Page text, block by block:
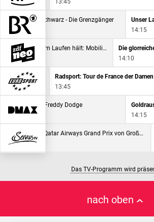
13:45
Bezzel & Schwarz - Die Grenzgänger
13:30
Unser
14:15
Was die Welt am Laufen hält: Mobilität
13:25
Die
14:10
Radsport: Tour de France der Damen
13:45
Einsatz für Freddy Dodge
14:15
MotoGP - Qatar Airways Grand Prix von Großbritannien
13:30
Das TV-Programm wird
nach oben